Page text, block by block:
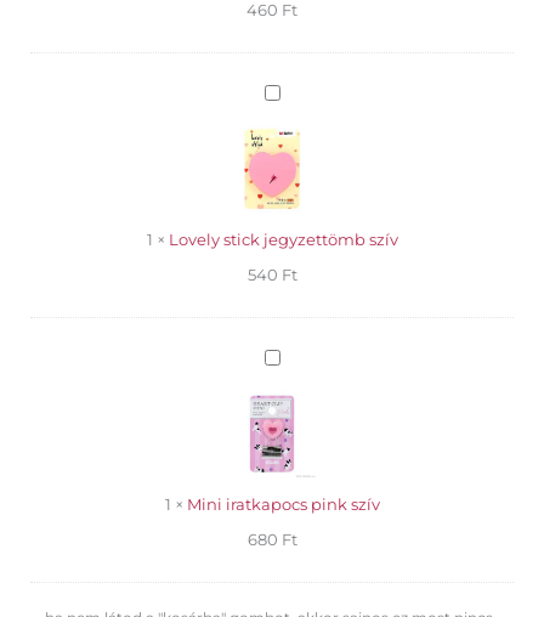
rózsaszín
460 Ft
Lovely
jegyzettömb
szív
1 × Lovely stick jegyzettömb szív
540 Ft
Mini
pink
szív
1 × Mini iratkapocs pink szív
680 Ft